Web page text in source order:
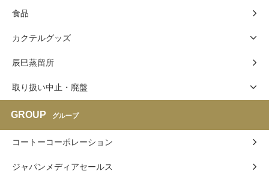
食品
カクテルグッズ
辰巳蒸留所
取り扱い中止・廃盤
GROUP グループ
コートーコーポレーション
ジャパンメディアセールス